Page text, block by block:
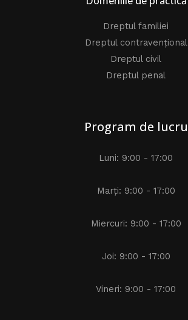
Dreptul familiei
Dreptul contravențional
Dreptul civil
Dreptul penal
Program de lucru
Luni: 9:00 - 17:00
Marți: 9:00 - 17:00
Miercuri: 9:00 - 17:00
Joi: 9:00 - 17:00
Vineri: 9:00 - 17:00